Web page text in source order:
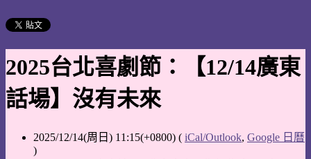
2025台北喜劇節：【12/14廣東
話場】沒有未來
2025/12/14(周日) 11:15(+0800) ( iCal/Outlook, Google 日曆
)